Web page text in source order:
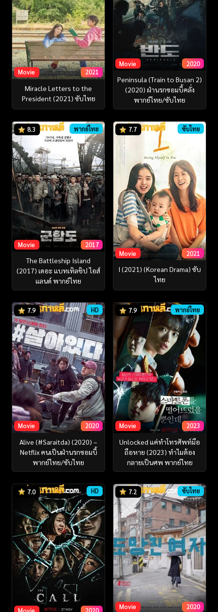
Movie 2021
Miracle Letters to the
President (2021) ซับไทย
Movie 2020
Peninsula (Train to Busan 2)
(2020) ฝ่านรกซอมบี้คลั่ง
พากย์ไทย/ซับไทย
8.3 พากย์ไทย
Movie 2017
The Battleship Island
(2017) เดอะ แบทเทิลชิป ไอส์
แลนด์ พากย์ไทย
7.7 ซับไทย
Movie 2021
I (2021) (Korean Drama) ซับ
ไทย
7.9 HD
Movie 2020
Alive (#Saraitda) (2020) –
Netflix คนเป็นฝ่านรกซอมบี้
พากย์ไทย/ซับไทย
7.9 พากย์ไทย
Movie 2023
Unlocked แค่ทำโทรศัพท์มือ
ถือหาย (2023) ทำไมต้อง
กลายเป็นศพ พากย์ไทย
7.0 HD
Movie 2020
7.2 ซับไทย
Movie 2020